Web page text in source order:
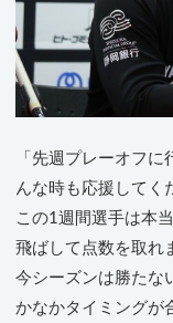
「先週プレーオフ
んな時も応援してく
この1週間選手は本
飛ばして点数を取れ
今シーズンは勝たな
かなかタイミングが